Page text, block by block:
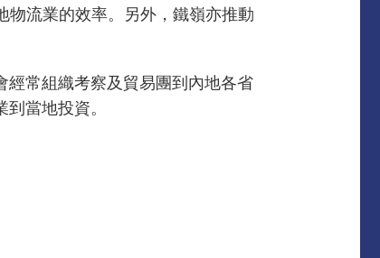
流業的效率。另外，鐵嶺亦推動
常組織考察及貿易團到內地各省
當地投資。